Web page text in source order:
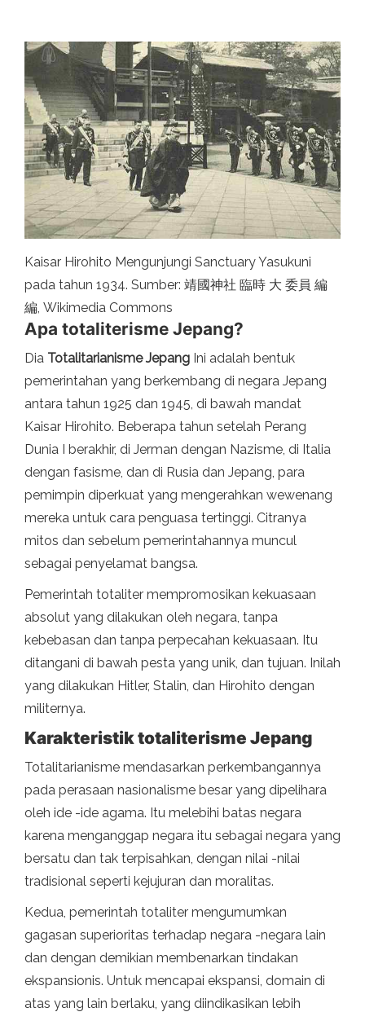
Kaisar Hirohito Mengunjungi Sanctuary Yasukuni
pada tahun 1934. Sumber: 靖國神社 臨時 大 委員 編
編, Wikimedia Commons
Apa totaliterisme Jepang?
Dia Totalitarianisme Jepang Ini adalah bentuk
pemerintahan yang berkembang di negara Jepang
antara tahun 1925 dan 1945, di bawah mandat
Kaisar Hirohito. Beberapa tahun setelah Perang
Dunia I berakhir, di Jerman dengan Nazisme, di Italia
dengan fasisme, dan di Rusia dan Jepang, para
pemimpin diperkuat yang mengerahkan wewenang
mereka untuk cara penguasa tertinggi. Citranya
mitos dan sebelum pemerintahannya muncul
sebagai penyelamat bangsa.
Pemerintah totaliter mempromosikan kekuasaan
absolut yang dilakukan oleh negara, tanpa
kebebasan dan tanpa perpecahan kekuasaan. Itu
ditangani di bawah pesta yang unik, dan tujuan. Inilah
yang dilakukan Hitler, Stalin, dan Hirohito dengan
militernya.
Karakteristik totaliterisme Jepang
Totalitarianisme mendasarkan perkembangannya
pada perasaan nasionalisme besar yang dipelihara
oleh ide -ide agama. Itu melebihi batas negara
karena menganggap negara itu sebagai negara yang
bersatu dan tak terpisahkan, dengan nilai -nilai
tradisional seperti kejujuran dan moralitas.
Kedua, pemerintah totaliter mengumumkan
gagasan superioritas terhadap negara -negara lain
dan dengan demikian membenarkan tindakan
ekspansionis. Untuk mencapai ekspansi, domain di
atas yang lain berlaku, yang diindikasikan lebih